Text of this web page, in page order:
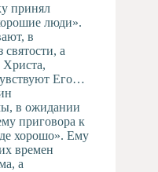
принял
люди».
в
а
Христа,
Его…
в ожидании
приговора к
хорошо». Ему
времен
а